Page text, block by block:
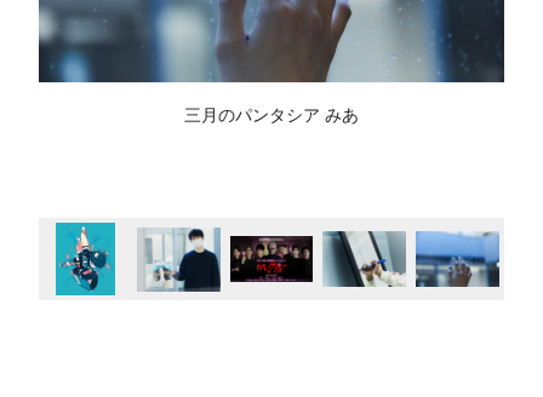
三月のパンタシア みあ